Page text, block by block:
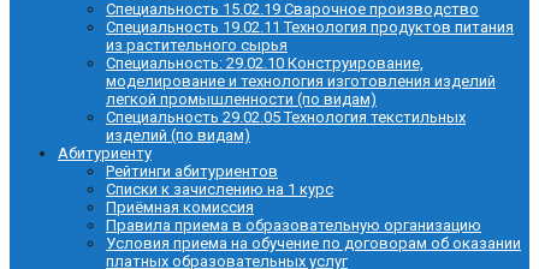
Специальность 15.02.19 Сварочное производство
Специальность 19.02.11 Технология продуктов питания
из растительного сырья
Специальность: 29.02.10 Конструирование,
моделирование и технология изготовления изделий
легкой промышленности (по видам)
Специальность 29.02.05 Технология текстильных
изделий (по видам)
Абитуриенту
Рейтинги абитуриентов
Списки к зачислению на 1 курс
Приёмная комиссия
Правила приема в образовательную организацию
Условия приема на обучение по договорам об оказании
платных образовательных услуг